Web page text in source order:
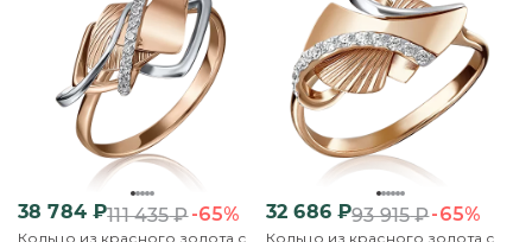
38 784₽111 435₽-65%
Кольцо из красного золота с
32 686₽93 915₽-65%
Кольцо из красного золота с